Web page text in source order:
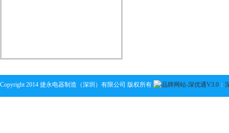
Copyright 2014 捷永电器制造（深圳）有限公司 版权所有 ：